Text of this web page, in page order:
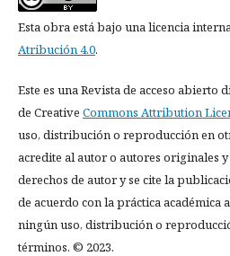
Esta obra está bajo una licencia
Atribución 4.0.
Este es una Revista de acceso
de Creative Commons Attribution
uso, distribución o reproducción en
acredite al autor o autores originales
derechos de autor y se cite la
de acuerdo con la práctica académica
ningún uso, distribución o
términos. © 2023.